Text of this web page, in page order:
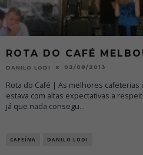
ROTA DO CAFÉ
DANILO LODI 02/08/2013
Rota do Café | As melhores
estava com altas expectativas a
já que nada consegu...
CAFEÍNA DANILO LODI